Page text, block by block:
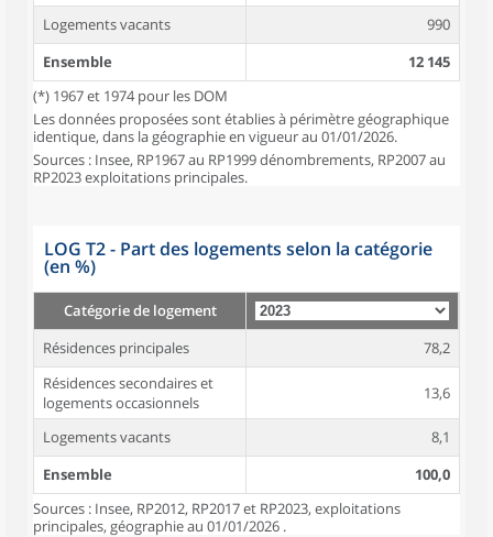
Logements vacants
990
Ensemble
12 145
(*) 1967 et 1974 pour les DOM
Les données proposées sont établies à périmètre géographique
identique, dans la géographie en vigueur au 01/01/2026.
Sources : Insee, RP1967 au RP1999 dénombrements, RP2007 au
RP2023 exploitations principales.
LOG T2 - Part des logements selon la catégorie
(en %)
Catégorie de logement
Résidences principales
78,2
Résidences secondaires et
logements occasionnels
13,6
Logements vacants
8,1
Ensemble
100,0
Sources : Insee, RP2012, RP2017 et RP2023, exploitations
principales, géographie au 01/01/2026 .